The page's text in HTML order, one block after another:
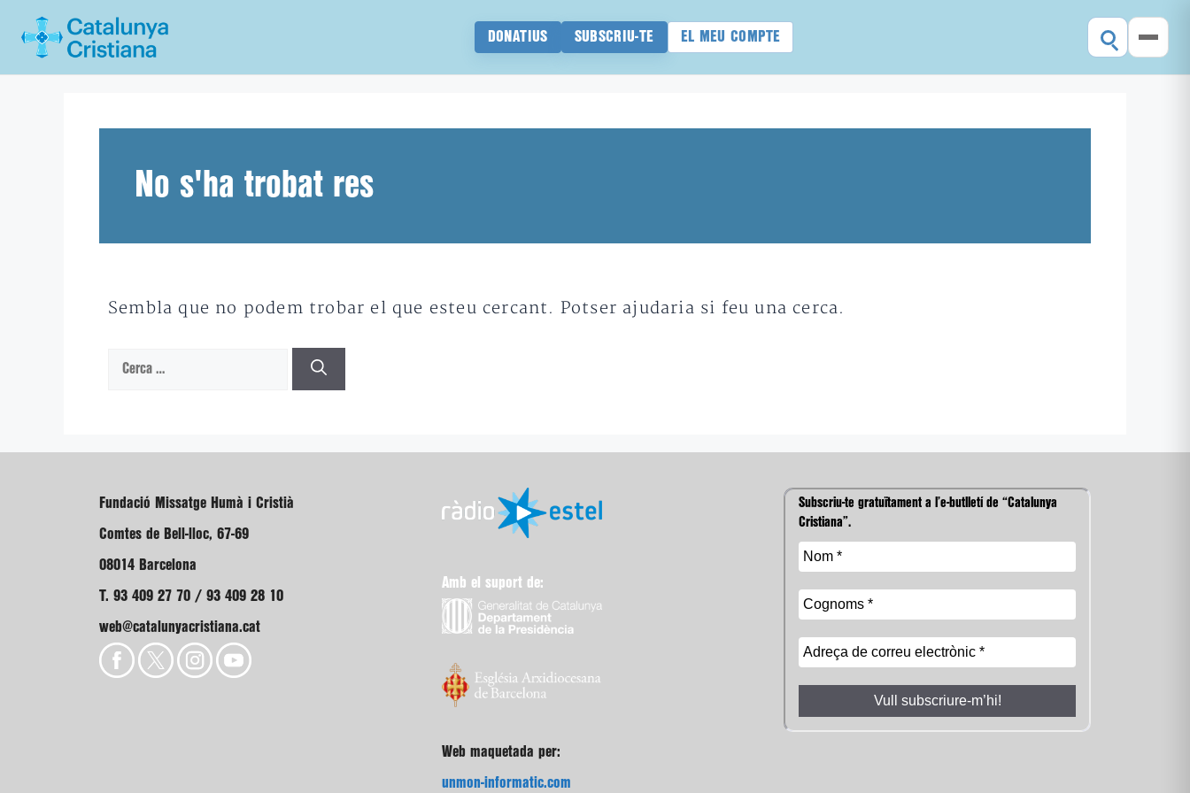
DONATIUS SUBSCRIU-TE EL MEU COMPTE
No s'ha trobat res
Sembla que no podem trobar el que esteu cercant. Potser ajudaria si feu una cerca.
Cerca:
Fundació Missatge Humà i Cristià
Comtes de Bell-lloc, 67-69
08014 Barcelona
T. 93 409 27 70 / 93 409 28 10
web@catalunyacristiana.cat
Amb el suport de:
Web maquetada per:
unmon-informatic.com
Subscriu-te gratuïtament a l’e-butlletí de “Catalunya
Cristiana”.